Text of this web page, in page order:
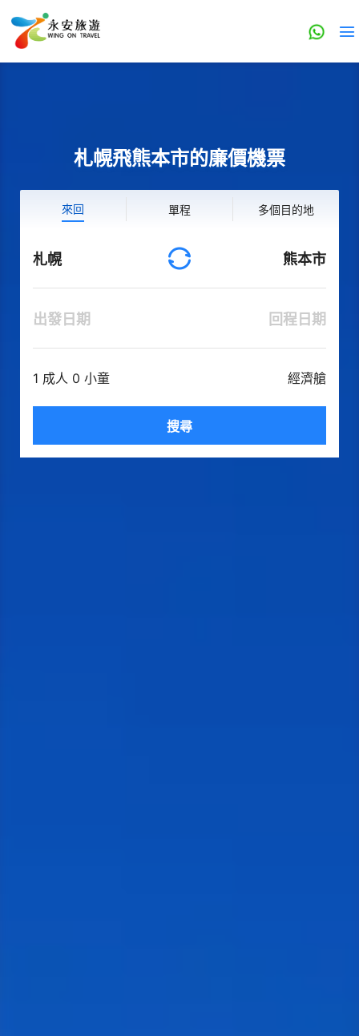
札幌飛熊本市的廉價機票
來回 單程 多個目的地
札幌 熊本市
出發日期 回程日期
1 成人 0 小童 經濟艙
搜尋